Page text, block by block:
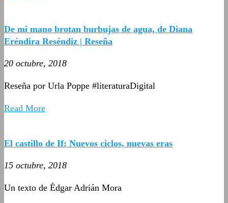
De mi mano brotan burbujas de agua, de Diana
Eréndira Reséndiz | Reseña
20 octubre, 2018
Reseña por Urla Poppe #literaturaDigital
Read More
El castillo de If: Nuevos ciclos, nuevas eras
15 octubre, 2018
Un texto de Édgar Adrián Mora